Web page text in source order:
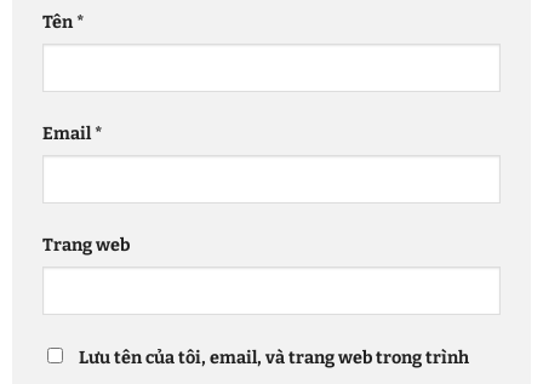
Tên*
Email*
Trang web
Lưu tên của tôi, email, và trang web trong trình